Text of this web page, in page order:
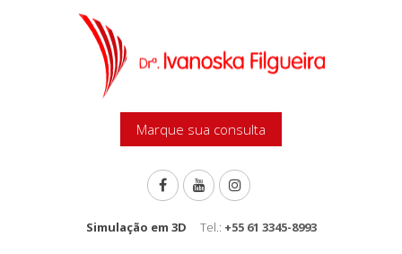
Marque sua consulta
Simulação em 3D Tel.: +55 61 3345-8993